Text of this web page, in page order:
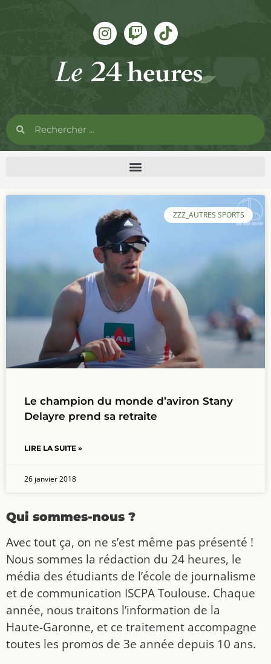
ZZZ_AUTRES SPORTS
Le champion du monde d’aviron Stany
Delayre prend sa retraite
LIRE LA SUITE »
26 janvier 2018
Qui sommes-nous ?
Avec tout ça, on ne s’est même pas présenté !
Nous sommes la rédaction du 24 heures, le
média des étudiants de l’école de journalisme
et de communication ISCPA Toulouse. Chaque
année, nous traitons l’information de la
Haute-Garonne, et ce traitement accompagne
toutes les promos de 3e année depuis 10 ans.